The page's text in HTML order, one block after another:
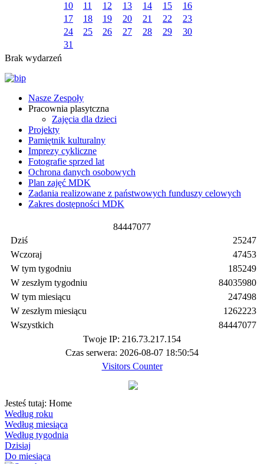
10
11 12 13 14 15
16
17
18 19 20 21 22
23
24
25 26 27 28 29
30
31
Brak wydarzeń
Nasze Zespoły
Pracownia plasytczna
Zajęcia dla dzieci
Projekty
Pamiętnik kulturalny
Imprezy cykliczne
Fotografie sprzed lat
Ochrona danych osobowych
Plan zajęć MDK
Zadania realizowane z państwowych funduszy celowych
Zakres dostępności MDK
84447077
Dziś
Wczoraj
W tym tygodniu
W zeszłym tygodniu
W tym miesiącu
W zeszłym miesiącu
Wszystkich
25247
47453
185249
84035980
247498
1262223
84447077
Twoje IP: 216.73.217.154
Czas serwera: 2026-08-07 18:50:54
Visitors Counter
Jesteś tutaj: Home
Według roku
Według miesiąca
Według tygodnia
Dzisiaj
Do miesiąca